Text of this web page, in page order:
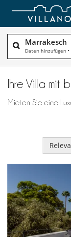
Marrakesch
Daten hinzufügen •
Ihre Villa mit
Mieten Sie eine